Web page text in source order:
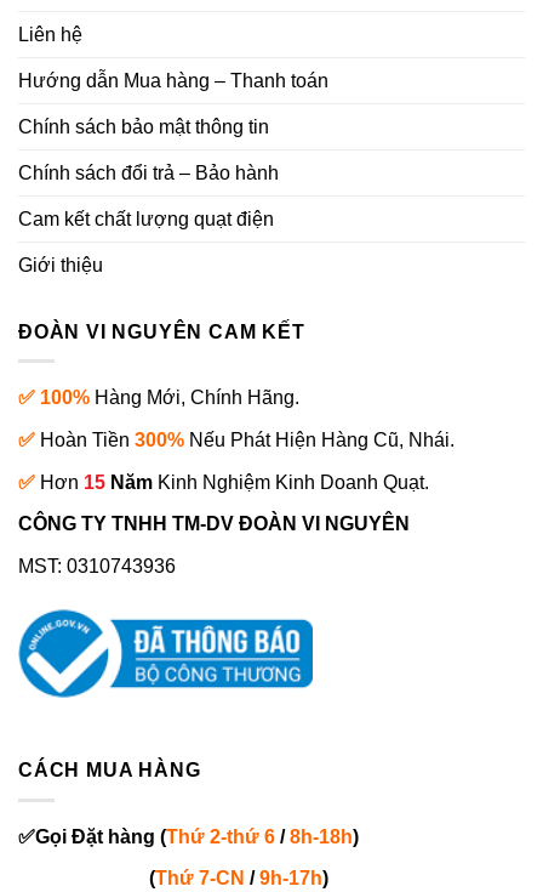
Liên hệ
Hướng dẫn Mua hàng – Thanh toán
Chính sách bảo mật thông tin
Chính sách đổi trả – Bảo hành
Cam kết chất lượng quạt điện
Giới thiệu
ĐOÀN VI NGUYÊN CAM KẾT
✅ 100% Hàng Mới, Chính Hãng.
✅ Hoàn Tiền 300% Nếu Phát Hiện Hàng Cũ, Nhái.
✅ Hơn 15 Năm Kinh Nghiệm Kinh Doanh Quạt.
CÔNG TY TNHH TM-DV ĐOÀN VI NGUYÊN
MST: 0310743936
CÁCH MUA HÀNG
✅Gọi Đặt hàng (Thứ 2-thứ 6 /8h-18h)
(Thứ 7-CN /9h-17h)